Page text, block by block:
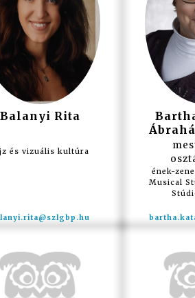
Balanyi Rita
és vizuális kultúra
ének-
Musical